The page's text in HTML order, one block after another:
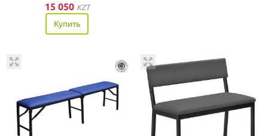
15 050 KZT
Купить